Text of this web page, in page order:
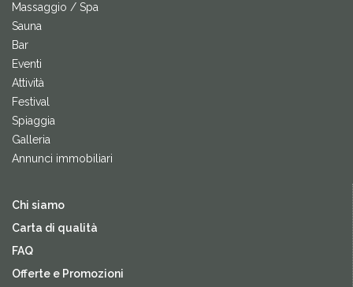
Massaggio / Spa
Sauna
Bar
Eventi
Attività
Festival
Spiaggia
Galleria
Annunci immobiliari
Chi siamo
Carta di qualità
FAQ
Offerte e Promozioni